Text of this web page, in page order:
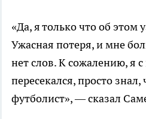
«Да, я только что об этом
Ужасная потеря, и мне
нет слов. К сожалению, я
пересекался, просто знал,
футболист», — сказал